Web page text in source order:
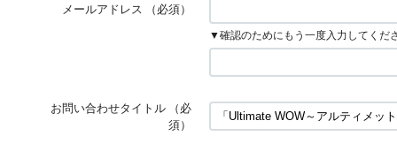
メールアドレス （必須）
▼確認のためにもう一度入力してくだ
お問い合わせタイトル
（必
須）